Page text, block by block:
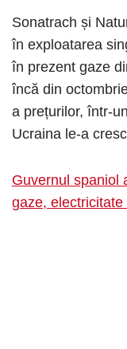
Sonatrach și
în exploatarea
în prezent gaze
încă din
a prețurilor, într-
Ucraina le-a
Guvernul spaniol
gaze,